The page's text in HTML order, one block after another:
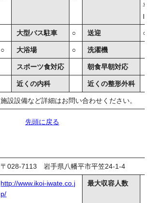
平
IC
大型バス駐車 ○ 送迎 ○
○ 大浴場 ○ 洗濯機
スポーツ食対応 朝食早朝対応
近くの内科 近くの整形外科
施設設備など詳細はお問い合わせください。
先頭に戻る
〒028-7113 岩手県八幡平市平笠24-1-4
http://www.ikoi-iwate.co.j
p/
最大収容人数